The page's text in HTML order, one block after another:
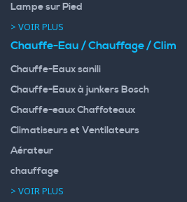
Lampe sur Pied
> VOIR PLUS
Chauffe-Eau / Chauffage / Clim
Chauffe-Eaux sanili
Chauffe-Eaux à junkers Bosch
Chauffe-eaux Chaffoteaux
Climatiseurs et Ventilateurs
Aérateur
chauffage
> VOIR PLUS